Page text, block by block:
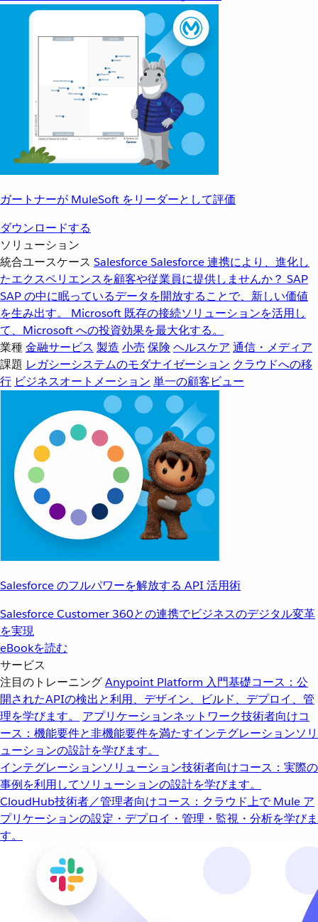
ガートナーが MuleSoft をリーダーとして評価
ダウンロードする
ソリューション
統合ユースケース SalesforceSalesforce 連携により、進化し
たエクスペリエンスを顧客や従業員に提供しませんか？ SAP
SAP の中に眠っているデータを開放することで、新しい価値
を生み出す。
Microsoft 既存の接続ソリューションを活用し
て、Microsoft への投資効果を最大化する。
業種金融サービス 製造 小売 保険 ヘルスケア 通信・メディア
課題 レガシーシステムのモダナイゼーション クラウドへの移
行 ビジネスオートメーション 単一の顧客ビュー
Salesforce のフルパワーを解放する API 活用術
Salesforce Customer 360との連携でビジネスのデジタル変革
を実現
eBookを読む
サービス
注目のトレーニングAnypoint Platform 入門基礎コース：公
開されたAPIの検出と利用、デザイン、ビルド、デプロイ、管
理を学びます。
アプリケーションネットワーク技術者向けコ
ース：機能要件と非機能要件を満たすインテグレーションソリ
ューションの設計を学びます。
インテグレーションソリューション技術者向けコース：実際の
事例を利用してソリューションの設計を学びます。
CloudHub技術者／管理者向けコース：クラウド上で Mule ア
プリケーションの設定・デプロイ・管理・監視・分析を学びま
す。